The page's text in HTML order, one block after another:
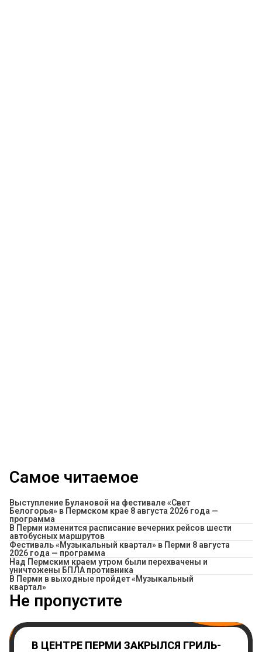
Самое читаемое
Выступление Булановой на фестивале «Свет
Белогорья» в Пермском крае 8 августа 2026 года —
программа
​В Перми изменится расписание вечерних рейсов шести
автобусных маршрутов
Фестиваль «Музыкальный квартал» в Перми 8 августа
2026 года — программа
Над Пермским краем утром были перехвачены и
уничтожены БПЛА противника
В Перми в выходные пройдет «Музыкальный
квартал»
Не пропустите
В ЦЕНТРЕ ПЕРМИ ЗАКРЫЛСЯ ГРИЛЬ-